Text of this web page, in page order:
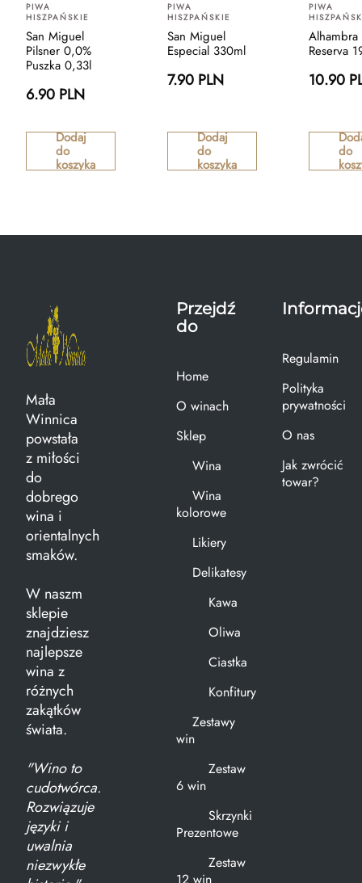
PIWA
HISZPAŃSKIE
San Miguel
Pilsner 0,0%
Puszka 0,33l
6.90 PLN
Dodaj
do
koszyka
PIWA
HISZPAŃSKIE
San Miguel
Especial 330ml
7.90 PLN
Dodaj
do
koszyka
PIWA
Alhambra
Reserva
10.90
do
Mała
Winnica
powstała
z miłości
do
dobrego
wina i
orientalnych
smaków.
W naszm
sklepie
znajdziesz
najlepsze
wina z
różnych
zakątków
świata.
"Wino to
cudotwórca.
Rozwiązuje
języki i
uwalnia
niezwykłe
Przejdź
do
Home
O winach
Sklep
Wina
Wina
kolorowe
Likiery
Delikatesy
Kawa
Oliwa
Ciastka
Konfitury
Zestawy
win
Zestaw
6 win
Skrzynki
Prezentowe
Zestaw
Regulamin
Polityka
prywatności
O nas
Jak zwrócić
towar?